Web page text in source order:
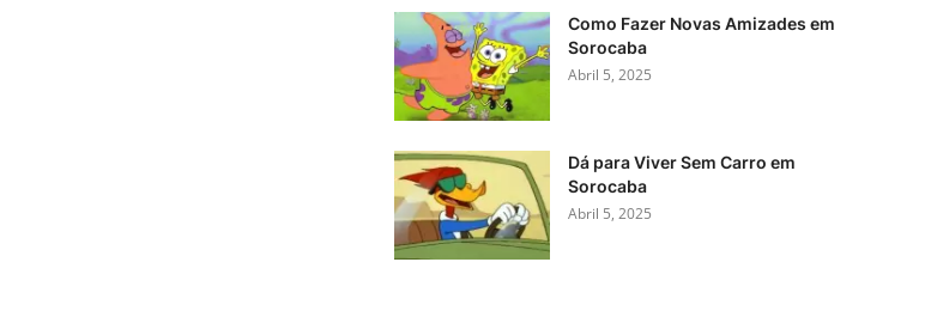
Como Fazer Novas Amizades em
Sorocaba
Abril 5, 2025
Dá para Viver Sem Carro em
Sorocaba
Abril 5, 2025